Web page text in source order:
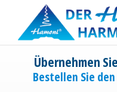
content
Übernehmen
Bestellen Sie